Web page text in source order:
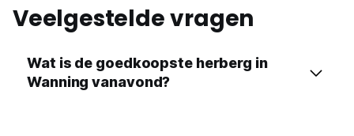
Veelgestelde vragen
Wat is de goedkoopste herberg in
Wanning vanavond?